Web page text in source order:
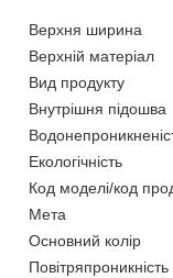
Верхня ширина
Верхній матеріал
Вид продукту
Внутрішня підошва
Екологічність
Код моделі/код
Мета
Основний колір
Повітряпроникність